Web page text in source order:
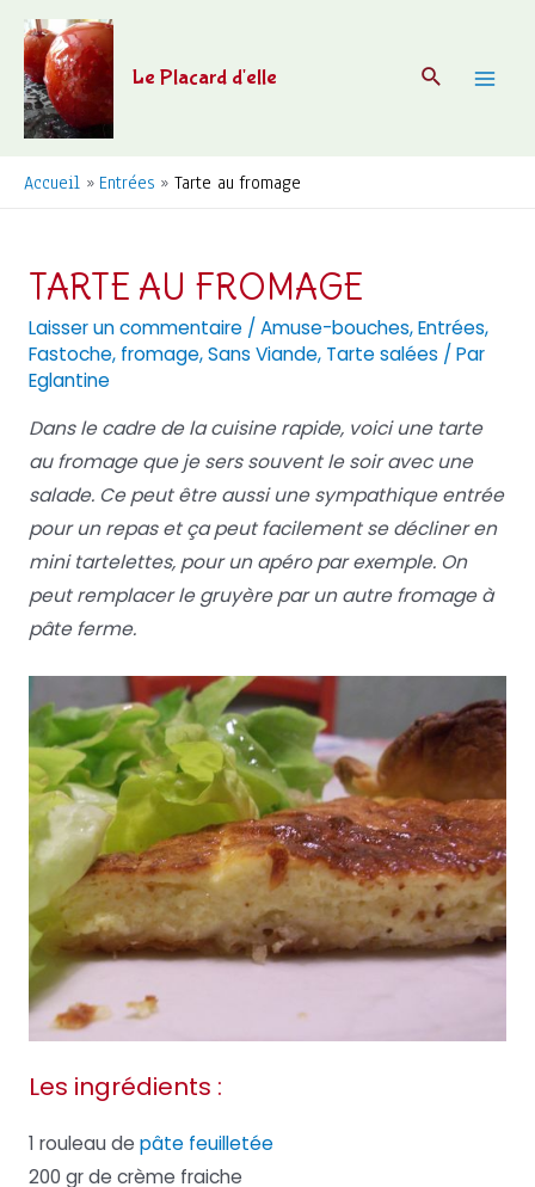
Aller
contenu
Le Placard d'elle
Accueil Entrées Tarte au fromage
TARTE AU FROMAGE
Laisser un commentaire /Amuse-bouches,Entrées,
Fastoche, fromage,Sans Viande, Tarte salées / Par
Eglantine
Dans le cadre de la cuisine rapide, voici une tarte
au fromage que je sers souvent le soir avec une
salade. Ce peut être aussi une sympathique entrée
pour un repas et ça peut facilement se décliner en
mini tartelettes, pour un apéro par exemple. On
peut remplacer le gruyère par un autre fromage à
pâte ferme.
Les ingrédients :
1 rouleau de pâte feuilletée
200 gr de crème fraiche